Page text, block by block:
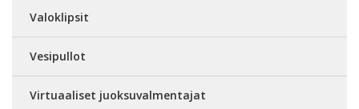
Valoklipsit
Vesipullot
Virtuaaliset juoksuvalmentajat